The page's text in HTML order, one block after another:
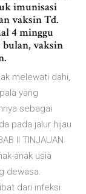
imunisasi
vaksin Td.
4 minggu
vaksin
melewati dahi,
yang
sebagai
pada jalur hijau
II TINJAUAN
anak usia
dewasa.
dari infeksi